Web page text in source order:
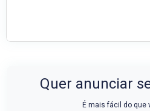
Quer anunciar
É mais fácil do que